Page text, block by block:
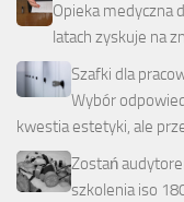
Opieka medyczna
latach zyskuje na
Szafki dla
Wybór
kwestia estetyki, ale
Zostań
szkolenia iso